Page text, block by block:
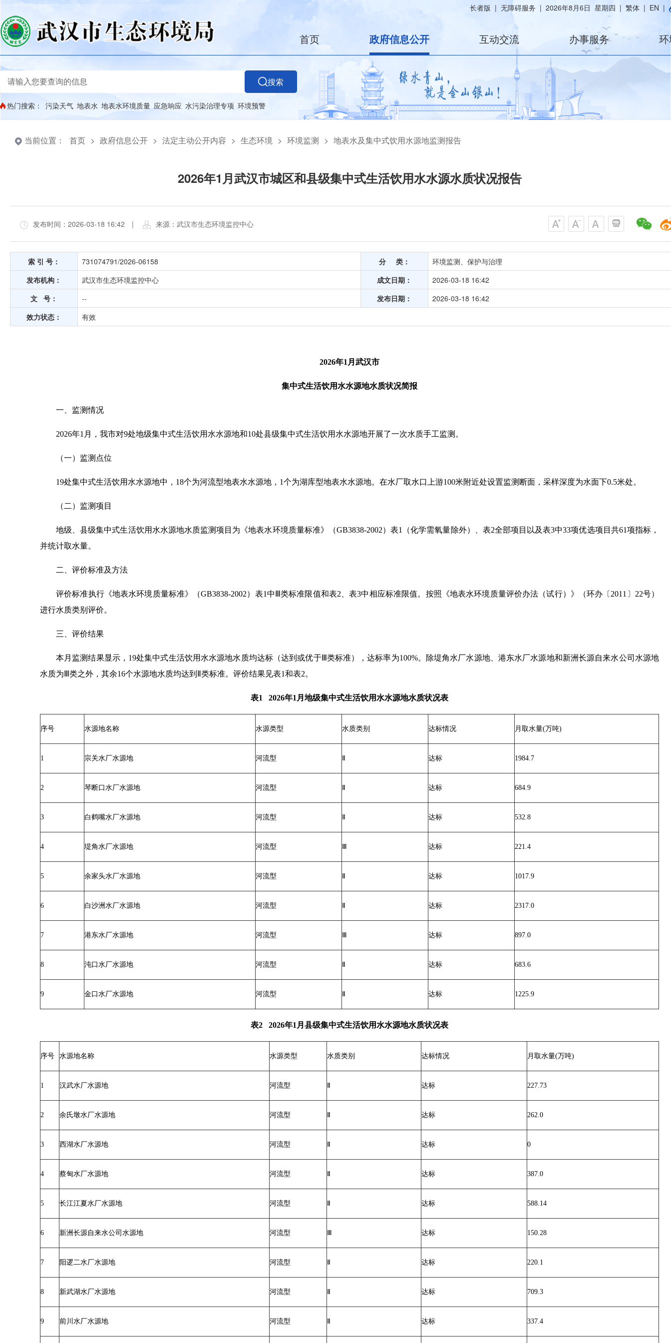
长者版 | 无障碍服务 | 2026年8月6日 星期四 | 繁体 | EN |
首页 政府信息公开 互动交流 办事服务
搜索
热门搜索： 污染天气 地表水 地表水环境质量 应急响应 水污染治理专项 环境预警
当前位置： 首页 > 政府信息公开 > 法定主动公开内容 > 生态环境 > 环境监测 > 地表水及集中式饮用水源地监测报告
2026年1月武汉市城区和县级集中式生活饮用水水源水质状况报告
发布时间：2026-03-18 16:42 | 来源：武汉市生态环境监控中心
索 引 号： 731074791/2026-06158 分 类：
环境监测、保护与治理
发布机构：
武汉市生态环境监控中心 成文日期：
2026-03-18 16:42
文 号：
-- 发布日期：
2026-03-18 16:42
效力状态：
有效
2026年1月武汉市
集中式生活饮用水水源地水质状况简报
一、监测情况
2026年1月，我市对9处地级集中式生活饮用水水源地和10处县级集中式生活饮用水水源地开展了一次水质手工监测。
（一）监测点位
19处集中式生活饮用水水源地中，18个为河流型地表水水源地，1个为湖库型地表水水源地。在水厂取水口上游100米附近处设置监测断面，采样深度为水面下0.5米处。
（二）监测项目
地级、县级集中式生活饮用水水源地水质监测项目为《地表水环境质量标准》（GB3838-2002）表1（化学需氧量除外）、表2全部项目以及表3中33项优选项目共61项指标，
并统计取水量。
二、评价标准及方法
评价标准执行《地表水环境质量标准》（GB3838-2002）表1中Ⅲ类标准限值和表2、表3中相应标准限值。按照《地表水环境质量评价办法（试行）》（环办〔2011〕22号）
进行水质类别评价。
三、评价结果
本月监测结果显示，19处集中式生活饮用水水源地水质均达标（达到或优于Ⅲ类标准），达标率为100%。除堤角水厂水源地、港东水厂水源地和新洲长源自来水公司水源地
水质为Ⅲ类之外，其余16个水源地水质均达到Ⅱ类标准。评价结果见表1和表2。
表1 2026年1月地级集中式生活饮用水水源地水质状况表
序号 水源地名称 水源类型 水质类别 达标情况 月取水量(万吨)
1 宗关水厂水源地 河流型 达标 1984.7
2 琴断口水厂水源地 河流型 达标 684.9
3 白鹤嘴水厂水源地 河流型 达标 532.8
4 堤角水厂水源地 河流型 达标 221.4
5 余家头水厂水源地 河流型 达标 1017.9
6 白沙洲水厂水源地 河流型 达标 2317.0
7 港东水厂水源地 河流型 达标 897.0
8 沌口水厂水源地 河流型 达标 683.6
9 金口水厂水源地 河流型 达标 1225.9
表2 2026年1月县级集中式生活饮用水水源地水质状况表
序号 水源地名称 水源类型 水质类别 达标情况 月取水量(万吨)
1 汉武水厂水源地 河流型 达标 227.73
2 余氏墩水厂水源地 河流型 达标 262.0
3 西湖水厂水源地 河流型 达标 0
4 蔡甸水厂水源地 河流型 达标 387.0
5 长江江夏水厂水源地 河流型 达标 588.14
6 新洲长源自来水公司水源地 河流型 达标 150.28
7 阳逻二水厂水源地 河流型 达标 220.1
8 新武湖水厂水源地 河流型 达标 709.3
9 前川水厂水源地 河流型 达标 337.4